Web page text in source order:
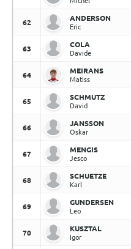
62
ANDERSON
Eric
63
COLA
Davide
64
MEIRANS
Matiss
65
SCHMUTZ
David
66
JANSSON
Oskar
67
MENGIS
Jesco
68
SCHUETZE
Karl
69
GUNDERSEN
Leo
70
KUSZTAL
Igor